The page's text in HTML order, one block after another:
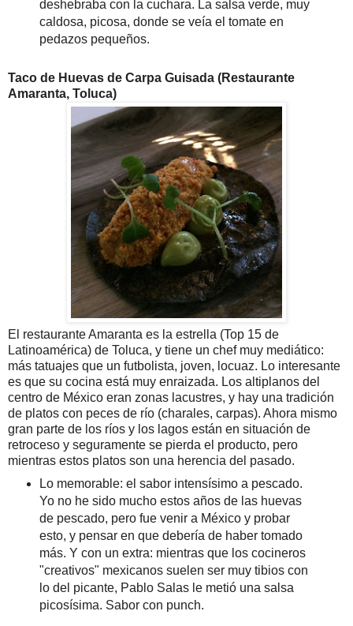
deshebraba con la cuchara. La salsa verde, muy
caldosa, picosa, donde se veía el tomate en
pedazos pequeños.
Taco de Huevas de Carpa Guisada (Restaurante
Amaranta, Toluca)
El restaurante Amaranta es la estrella (Top 15 de
Latinoamérica) de Toluca, y tiene un chef muy mediático:
más tatuajes que un futbolista, joven, locuaz. Lo interesante
es que su cocina está muy enraizada. Los altiplanos del
centro de México eran zonas lacustres, y hay una tradición
de platos con peces de río (charales, carpas). Ahora mismo
gran parte de los ríos y los lagos están en situación de
retroceso y seguramente se pierda el producto, pero
mientras estos platos son una herencia del pasado.
Lo memorable: el sabor intensísimo a pescado.
Yo no he sido mucho estos años de las huevas
de pescado, pero fue venir a México y probar
esto, y pensar en que debería de haber tomado
más. Y con un extra: mientras que los cocineros
"creativos" mexicanos suelen ser muy tibios con
lo del picante, Pablo Salas le metió una salsa
picosísima. Sabor con punch.